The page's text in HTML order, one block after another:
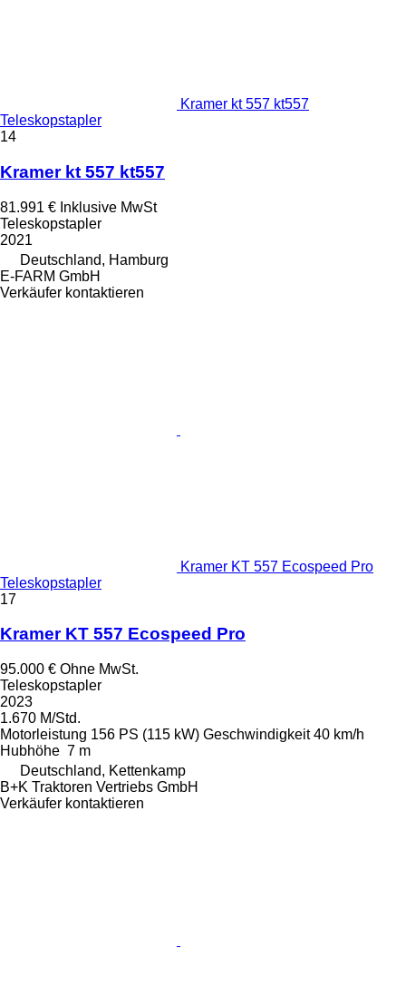
Kramer kt 557 kt557
Teleskopstapler
14
Kramer kt 557 kt557
81.991 € Inklusive MwSt
Teleskopstapler
2021
Deutschland, Hamburg
E-FARM GmbH
Verkäufer kontaktieren
Kramer KT 557 Ecospeed Pro
Teleskopstapler
17
Kramer KT 557 Ecospeed Pro
95.000 € Ohne MwSt.
Teleskopstapler
2023
1.670 M/Std.
Motorleistung 156 PS (115 kW) Geschwindigkeit 40 km/h
Hubhöhe 7 m
Deutschland, Kettenkamp
B+K Traktoren Vertriebs GmbH
Verkäufer kontaktieren